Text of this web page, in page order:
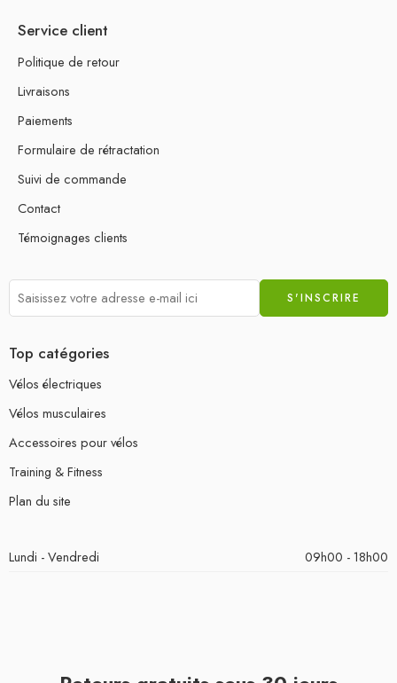
Service client
Politique de retour
Livraisons
Paiements
Formulaire de rétractation
Suivi de commande
Contact
Témoignages clients
Top catégories
Vélos électriques
Vélos musculaires
Accessoires pour vélos
Training & Fitness
Plan du site
Lundi - Vendredi 09h00 - 18h00